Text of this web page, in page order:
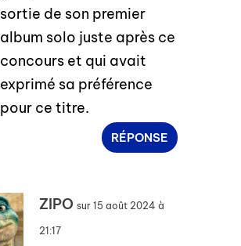
sortie de son premier
album solo juste après ce
concours et qui avait
exprimé sa préférence
pour ce titre.
RÉPONSE
ZIPO sur 15 août 2024 à
21:17